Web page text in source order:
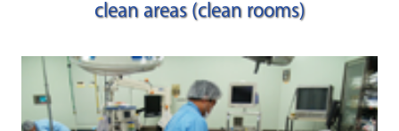
clean areas (clean rooms)